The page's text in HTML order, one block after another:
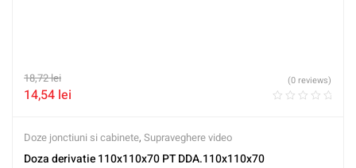
18,72lei
14,54 lei
(0 reviews)
Doze jonctiuni si cabinete, Supraveghere video
Doza derivatie 110x110x70 PT DDA.110x110x70